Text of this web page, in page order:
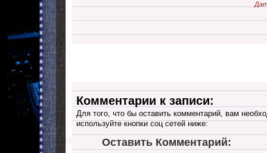
Комментарии к записи:
Для того, что бы оставить комментарий, вам
используйте кнопки соц сетей ниже:
Оставить Комментарий: